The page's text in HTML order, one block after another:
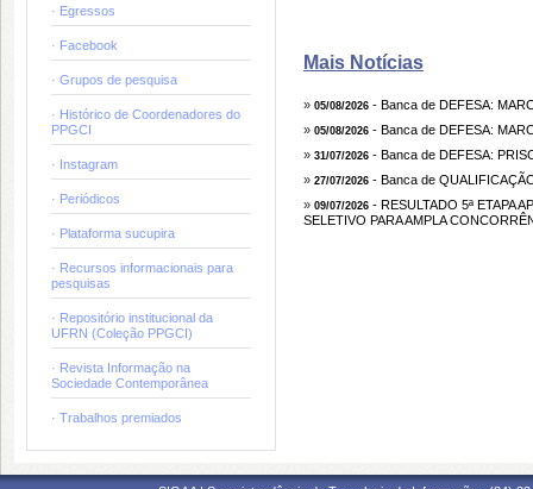
· Egressos
· Facebook
· Grupos de pesquisa
· Histórico de Coordenadores do
PPGCI
· Instagram
· Periódicos
· Plataforma sucupira
· Recursos informacionais para
pesquisas
· Repositório institucional da
UFRN (Coleção PPGCI)
· Revista Informação na
Sociedade Contemporânea
· Trabalhos premiados
Mais Notícias
» 05/08/2026 - Banca de DEFESA:
» 05/08/2026 - Banca de DEFESA:
» 31/07/2026 - Banca de DEFESA:
» 27/07/2026 - Banca de
» 09/07/2026 - RESULTADO 5ª ETAPA
SELETIVO PARA AMPLA